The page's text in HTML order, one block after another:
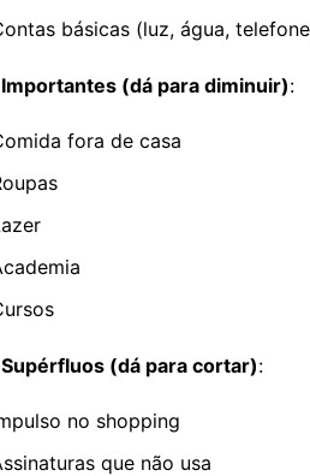
básicas (luz, água,
(dá para diminuir):
fora de casa
(dá para cortar):
no shopping
que não usa